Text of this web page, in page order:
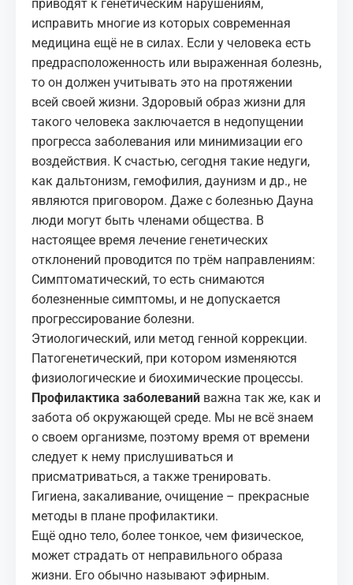
приводят к генетическим нарушениям,
исправить многие из которых современная
медицина ещё не в силах. Если у человека есть
предрасположенность или выраженная болезнь,
то он должен учитывать это на протяжении
всей своей жизни. Здоровый образ жизни для
такого человека заключается в недопущении
прогресса заболевания или минимизации его
воздействия. К счастью, сегодня такие недуги,
как дальтонизм, гемофилия, даунизм и др., не
являются приговором. Даже с болезнью Дауна
люди могут быть членами общества. В
настоящее время лечение генетических
отклонений проводится по трём направлениям:
Симптоматический, то есть снимаются
болезненные симптомы, и не допускается
прогрессирование болезни.
Этиологический, или метод генной коррекции.
Патогенетический, при котором изменяются
физиологические и биохимические процессы.
Профилактика заболеваний важна так же, как и
забота об окружающей среде. Мы не всё знаем
о своем организме, поэтому время от времени
следует к нему прислушиваться и
присматриваться, а также тренировать.
Гигиена, закаливание, очищение – прекрасные
методы в плане профилактики.
Ещё одно тело, более тонкое, чем физическое,
может страдать от неправильного образа
жизни. Его обычно называют эфирным.